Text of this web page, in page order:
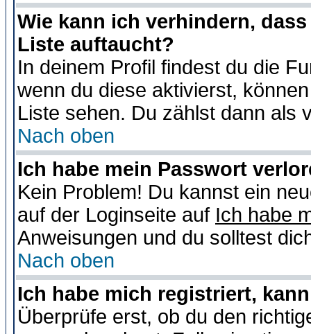
Wie kann ich verhindern,
Liste auftaucht?
In deinem Profil findest du die
wenn du diese aktivierst,
Liste sehen. Du zählst dann als
Nach oben
Ich habe mein Passwort
Kein Problem! Du kannst ein
auf der Loginseite auf Ich habe
Anweisungen und du solltest
Nach oben
Ich habe mich registriert,
Überprüfe erst, ob du den